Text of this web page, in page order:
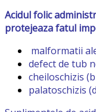
Acidul folic
protejeaza fatul
malformatii
defect de tub
cheiloschizis
palatoschizis